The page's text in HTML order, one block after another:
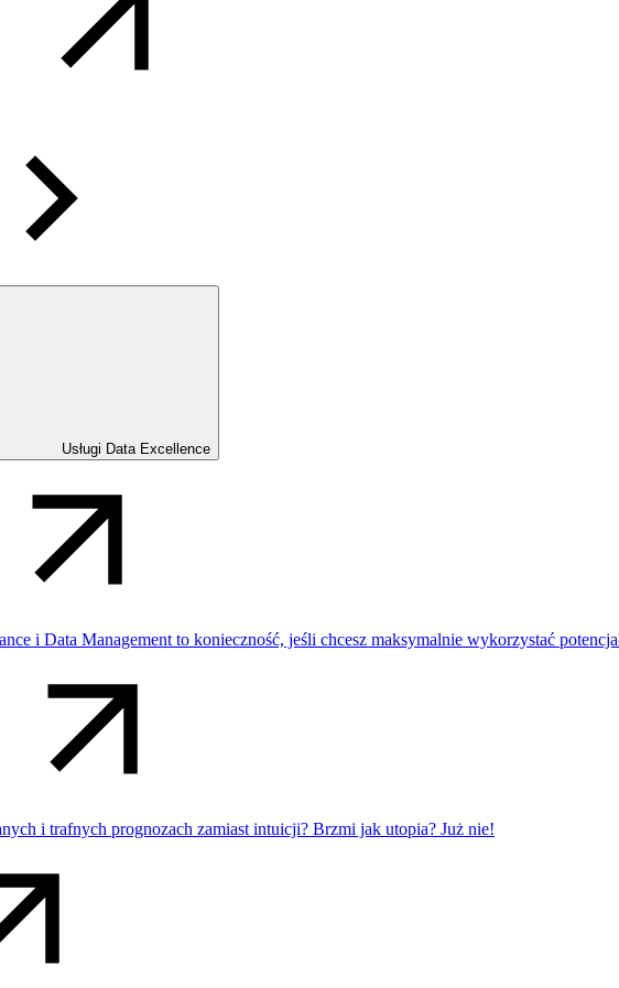
Usługi Data Excellence
i Data Management to konieczność, jeśli chcesz maksymalnie wykorzystać
i trafnych prognozach zamiast intuicji? Brzmi jak utopia? Już nie!